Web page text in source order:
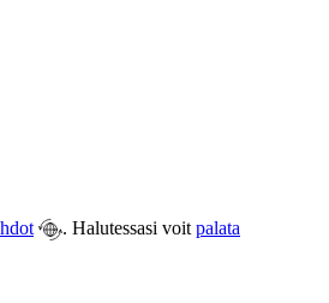
. Halutessasi voit palata